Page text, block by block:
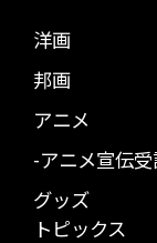
洋画
邦画
アニメ
-アニメ宣伝
グッズ
トピックス